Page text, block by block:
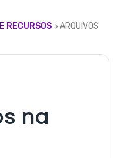
RECURSOS ​> ​ ARQUIVOS
na